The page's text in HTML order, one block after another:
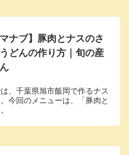
マナブ】豚肉とナスのさ
どんの作り方｜旬の産
、千葉県旭市飯岡で作るナス
今回のメニューは、「豚肉と